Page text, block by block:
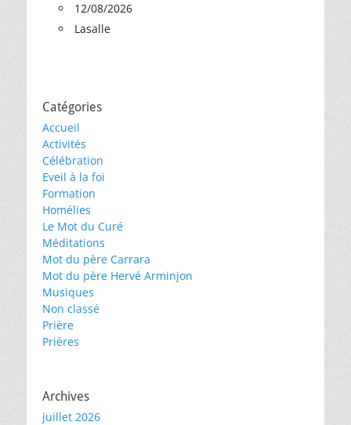
12/08/2026
Lasalle
Catégories
Accueil
Activités
Célébration
Eveil à la foi
Formation
Homélies
Le Mot du Curé
Méditations
Mot du père Carrara
Mot du père Hervé Arminjon
Musiques
Non classé
Prière
Prières
Archives
juillet 2026